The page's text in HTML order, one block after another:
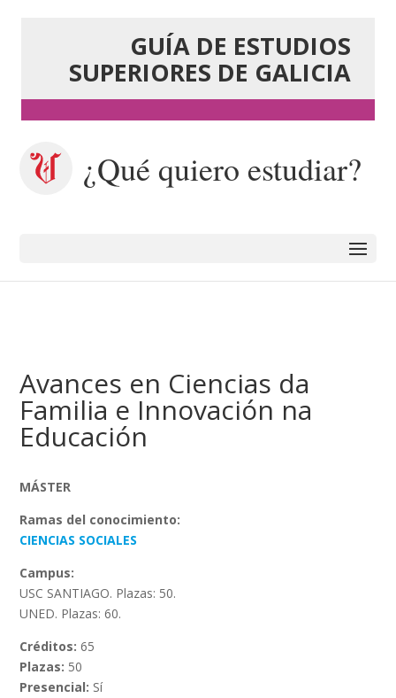
GUÍA DE ESTUDIOS
SUPERIORES DE GALICIA
¿Qué quiero estudiar?
Avances en Ciencias da
Familia e Innovación na
Educación
MÁSTER
Ramas del conocimiento:
CIENCIAS SOCIALES
Campus:
USC SANTIAGO. Plazas: 50.
UNED. Plazas: 60.
Créditos: 65
Plazas: 50
Presencial: Sí